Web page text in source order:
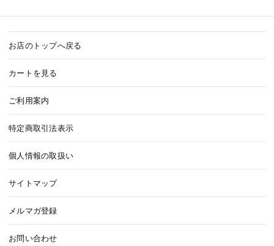
お店のトップへ戻る
カートを見る
ご利用案内
特定商取引法表示
個人情報の取扱い
サイトマップ
メルマガ登録
お問い合わせ